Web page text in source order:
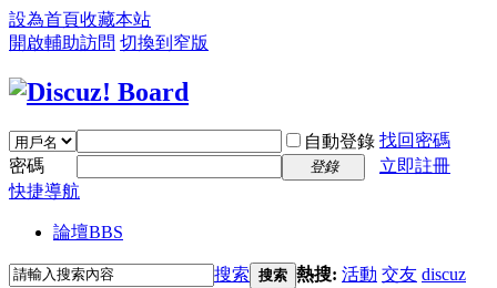
設為首頁收藏本站
開啟輔助訪問 切換到窄版
自動登錄 找回密碼
密碼
登錄
立即註冊
快捷導航
論壇BBS
搜索 搜索 熱搜: 活動 交友 discuz